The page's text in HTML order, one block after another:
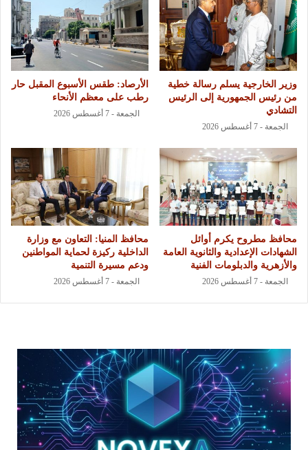
وزير الخارجية يسلم رسالة خطية
من رئيس الجمهورية إلى الرئيس
التشادي
الجمعة - 7 أغسطس 2026
الأرصاد: طقس الأسبوع المقبل حار
رطب على معظم الأنحاء
الجمعة - 7 أغسطس 2026
محافظ مطروح يكرم أوائل
الشهادات الإعدادية والثانوية العامة
والأزهرية والدبلومات الفنية
الجمعة - 7 أغسطس 2026
محافظ المنيا: التعاون مع وزارة
الداخلية ركيزة لحماية المواطنين
ودعم مسيرة التنمية
الجمعة - 7 أغسطس 2026